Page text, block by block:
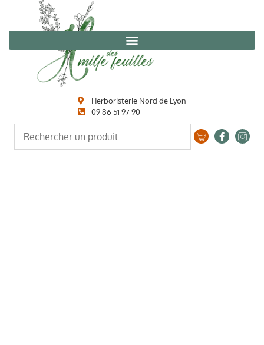
Herboristerie Nord de Lyon
09 86 51 97 90